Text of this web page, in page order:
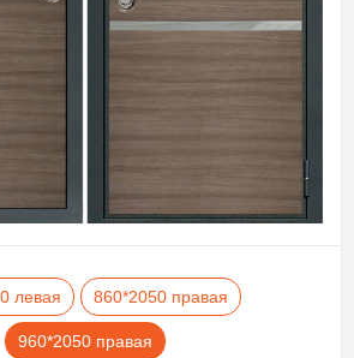
левая 860*2050 правая
960*2050 правая